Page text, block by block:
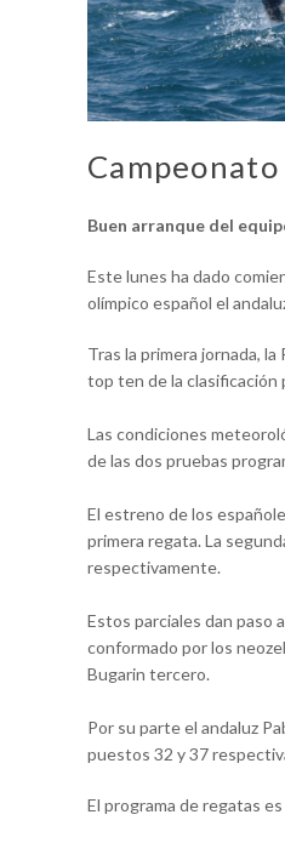
Buen arranque del
Este lunes ha dado
olímpico español el
Tras la primera jornada,
top ten de la clasificación
Las condiciones
de las dos pruebas
El estreno de los
primera regata. La
respectivamente.
Estos parciales dan paso
conformado por los
Bugarin tercero.
Por su parte el andaluz
puestos 32 y 37
El programa de regatas